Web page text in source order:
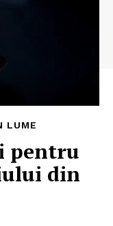
LUME
pentru
din